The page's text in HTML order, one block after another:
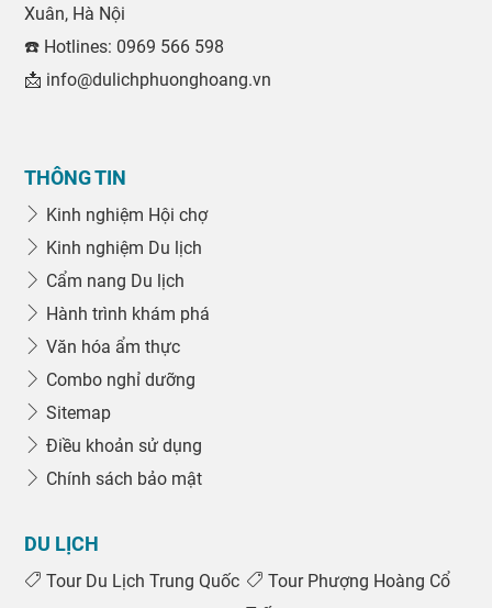
Xuân, Hà Nội
☎️ Hotlines: 0969 566 598
📩 info@dulichphuonghoang.vn
THÔNG TIN
Kinh nghiệm Hội chợ
Kinh nghiệm Du lịch
Cẩm nang Du lịch
Hành trình khám phá
Văn hóa ẩm thực
Combo nghỉ dưỡng
Sitemap
Điều khoản sử dụng
Chính sách bảo mật
DU LỊCH
Tour Du Lịch Trung Quốc
Tour Phượng Hoàng Cổ